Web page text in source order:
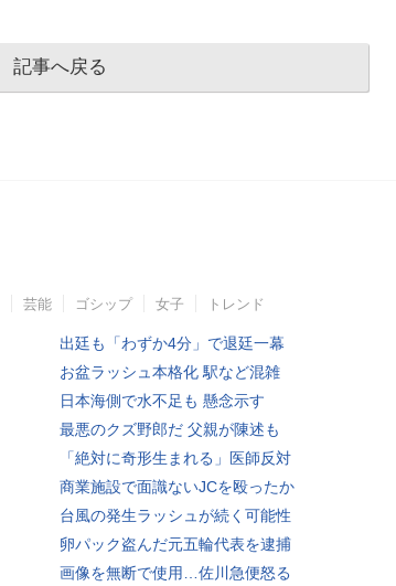
記事へ戻る
芸能 ゴシップ 女子 トレンド
出廷も「わずか4分」で退廷一幕
お盆ラッシュ本格化 駅など混雑
日本海側で水不足も 懸念示す
最悪のクズ野郎だ 父親が陳述も
「絶対に奇形生まれる」医師反対
商業施設で面識ないJCを殴ったか
台風の発生ラッシュが続く可能性
卵パック盗んだ元五輪代表を逮捕
画像を無断で使用…佐川急便怒る